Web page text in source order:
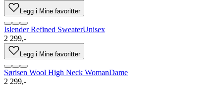
Legg i Mine favoritter
Islender Refined SweaterUnisex
2 299,-
Legg i Mine favoritter
Sørisen Wool High Neck WomanDame
2 299,-